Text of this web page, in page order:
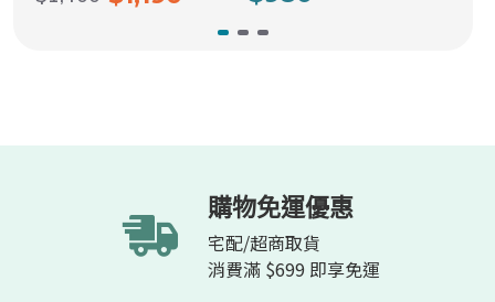
購物免運優惠
宅配/超商取貨
消費滿 $699 即享免運